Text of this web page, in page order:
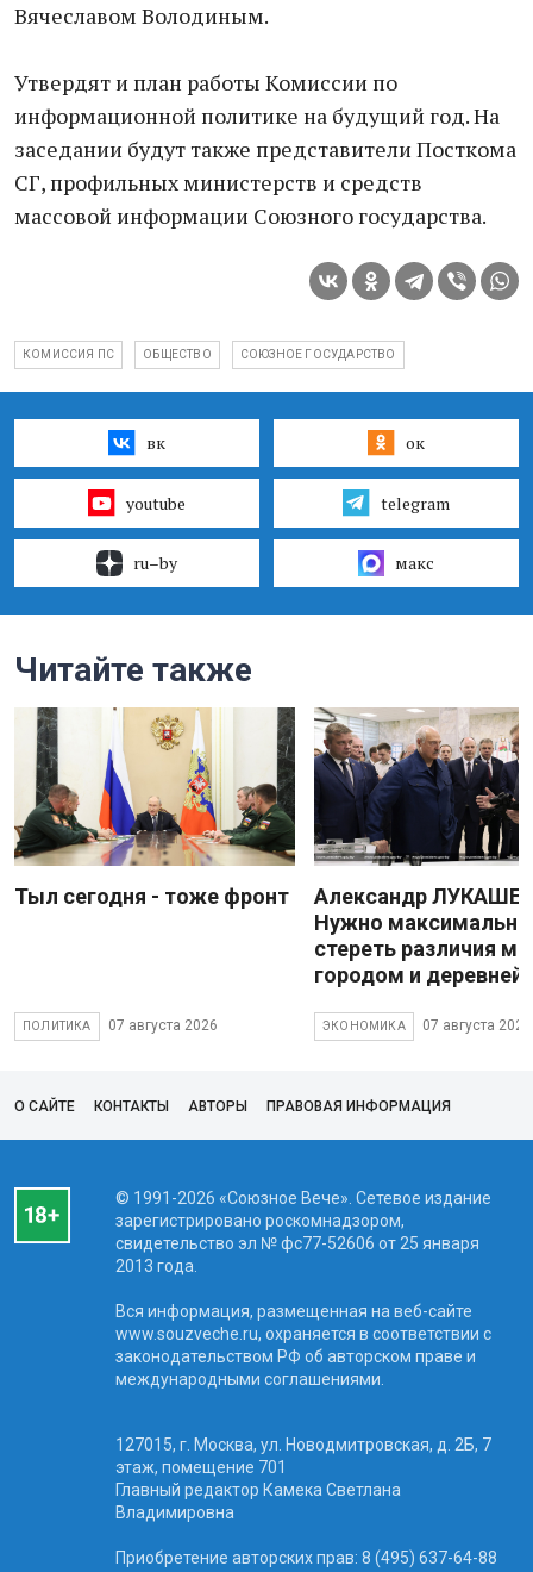
Вячеславом Володиным.
Утвердят и план работы Комиссии по
информационной политике на будущий год. На
заседании будут также представители Посткома
СГ, профильных министерств и средств
массовой информации Союзного государства.
КОМИССИЯ ПС ОБЩЕСТВО СОЮЗНОЕ ГОСУДАРСТВО
вк ок
youtube telegram
ru–by макс
Читайте также
Тыл сегодня - тоже фронт
ПОЛИТИКА 07 августа 2026
Александр
Нужно максимально
стереть различия
городом и деревней
ЭКОНОМИКА 07 августа 2026
О САЙТЕ КОНТАКТЫ АВТОРЫ ПРАВОВАЯ ИНФОРМАЦИЯ
© 1991-2026 «Союзное Вече». Сетевое издание
зарегистрировано роскомнадзором,
свидетельство эл № фc77-52606 от 25 января
2013 года.
Вся информация, размещенная на веб-сайте
www.souzveche.ru, охраняется в соответствии с
законодательством РФ об авторском праве и
международными соглашениями.
127015, г. Москва, ул. Новодмитровская, д. 2Б, 7
этаж, помещение 701
Главный редактор Камека Светлана
Владимировна
Приобретение авторских прав: 8 (495) 637-64-88